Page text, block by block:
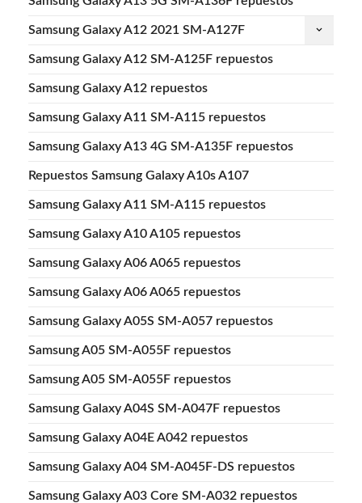
Samsung Galaxy A12 2021 SM-A127F keyboard_arrow_down
Samsung Galaxy A12 SM-A125F repuestos
Samsung Galaxy A12 repuestos
Samsung Galaxy A11 SM-A115 repuestos
Samsung Galaxy A13 4G SM-A135F repuestos
Repuestos Samsung Galaxy A10s A107
Samsung Galaxy A11 SM-A115 repuestos
Samsung Galaxy A10 A105 repuestos
Samsung Galaxy A06 A065 repuestos
Samsung Galaxy A06 A065 repuestos
Samsung Galaxy A05S SM-A057 repuestos
Samsung A05 SM-A055F repuestos
Samsung A05 SM-A055F repuestos
Samsung Galaxy A04S SM-A047F repuestos
Samsung Galaxy A04E A042 repuestos
Samsung Galaxy A04 SM-A045F-DS repuestos
Samsung Galaxy A03 Core SM-A032 repuestos